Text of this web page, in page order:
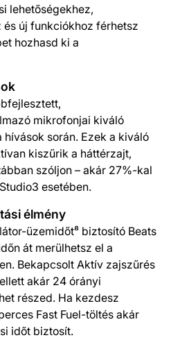
lehetőségekhez,
új funkciókhoz férhetsz
hozhasd ki a
mikrofonjai kiváló
során. Ezek a kiváló
kiszűrik a háttérzajt,
szóljon – akár 27%-kal
esetében.
élmény
üzemidőt⁸ biztosító Beats
át merülhetsz el a
Bekapcsolt Aktív zajszűrés
akár 24 órányi
részed. Ha kezdesz
Fast Fuel-töltés akár
időt biztosít.